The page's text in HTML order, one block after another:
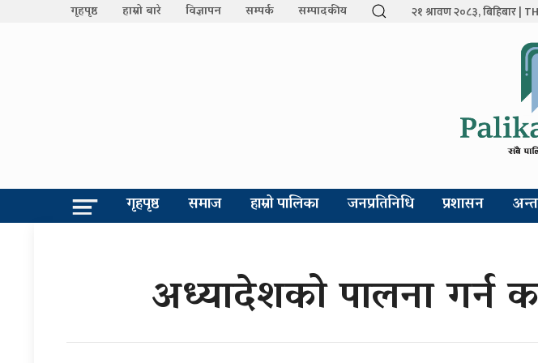
गृहपृष्ठ हाम्रो बारे विज्ञापन सम्पर्क सम्पादकीय २१ श्रावण २०८३, बिहिबार |
गृहपृष्ठ समाज हाम्रो पालिका जनप्रतिनिधि प्रशासन
अध्यादेशको पालना गर्न